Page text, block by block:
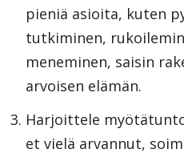
pieniä asioita, kuten
tutkiminen,
meneminen, saisin
arvoisen elämän.
Harjoittele
et vielä arvannut,